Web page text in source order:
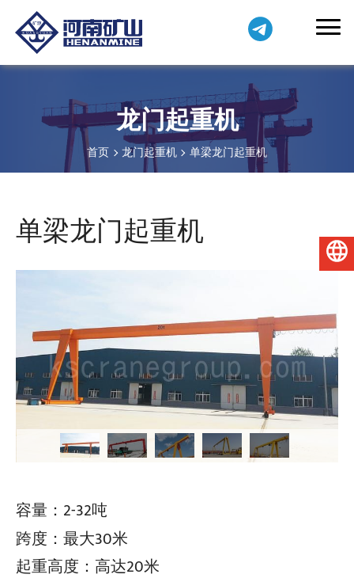
龙门起重机
首页 龙门起重机 单梁龙门起重机
单梁龙门起重机
容量：2-32吨
跨度：最大30米
起重高度：高达20米
简体中文